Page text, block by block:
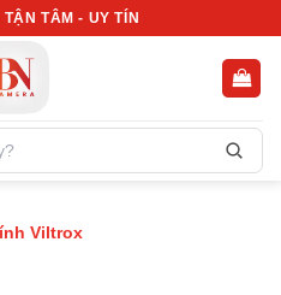
TÂM - UY TÍN
Viltrox